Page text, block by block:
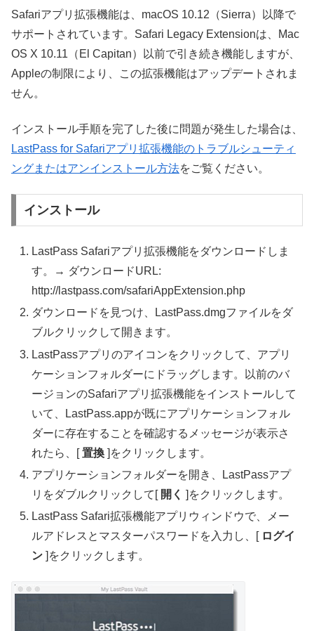
Safariアプリ拡張機能は、macOS 10.12（Sierra）以降で
サポートされています。Safari Legacy Extensionは、Mac
OS X 10.11（El Capitan）以前で引き続き機能しますが、
Appleの制限により、この拡張機能はアップデートされま
せん。
インストール手順を完了した後に問題が発生した場合は、
LastPass for Safariアプリ拡張機能のトラブルシューティ
ングまたはアンインストール方法をご覧ください。
インストール
LastPass Safariアプリ拡張機能をダウンロードしま
す。→ ダウンロードURL:
http://lastpass.com/safariAppExtension.php
ダウンロードを見つけ、LastPass.dmgファイルをダ
ブルクリックして開きます。
LastPassアプリのアイコンをクリックして、アプリ
ケーションフォルダーにドラッグします。以前のバ
ージョンのSafariアプリ拡張機能をインストールして
いて、LastPass.appが既にアプリケーションフォル
ダーに存在することを確認するメッセージが表示さ
れたら、[置換 ]をクリックします。
アプリケーションフォルダーを開き、LastPassアプ
リをダブルクリックして[ 開く ]をクリックします。
LastPass Safari拡張機能アプリウィンドウで、メー
ルアドレスとマスターパスワードを入力し、[ ログイ
ン ]をクリックします。